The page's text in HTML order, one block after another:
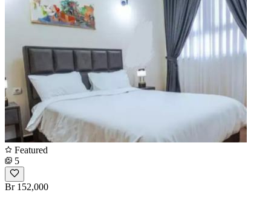
Featured
5
Br 152,000